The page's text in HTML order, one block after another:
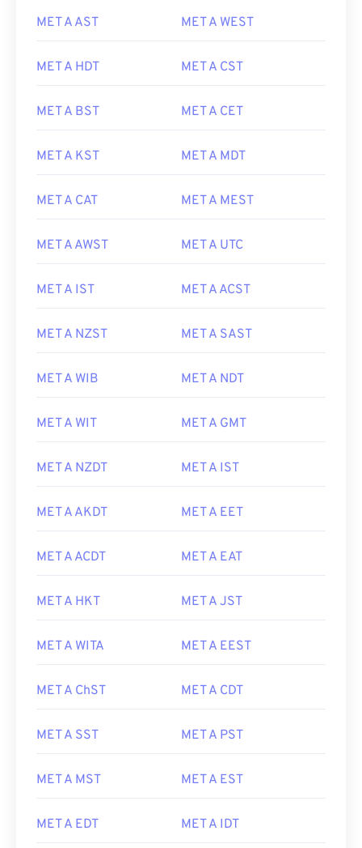
MET A AST MET A WEST
MET A HDT MET A CST
MET A BST MET A CET
MET A KST MET A MDT
MET A CAT MET A MEST
MET A AWST MET A UTC
MET A IST MET A ACST
MET A NZST MET A SAST
MET A WIB MET A NDT
MET A WIT MET A GMT
MET A NZDT MET A IST
MET A AKDT MET A EET
MET A ACDT MET A EAT
MET A HKT MET A JST
MET A WITA MET A EEST
MET A ChST MET A CDT
MET A SST MET A PST
MET A MST MET A EST
MET A EDT MET A IDT